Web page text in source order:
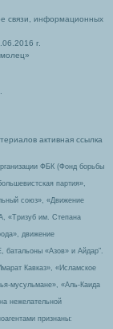
связи, информационных
г.
активная ссылка
ФБК (Фонд борьбы
партия»,
союз», «Движение
«Тризуб им. Степана
движение
батальоны «Азов» и Айдар″.
Кавказ», «Исламское
мусульмане», «Аль-Каида
нежелательной
признаны: